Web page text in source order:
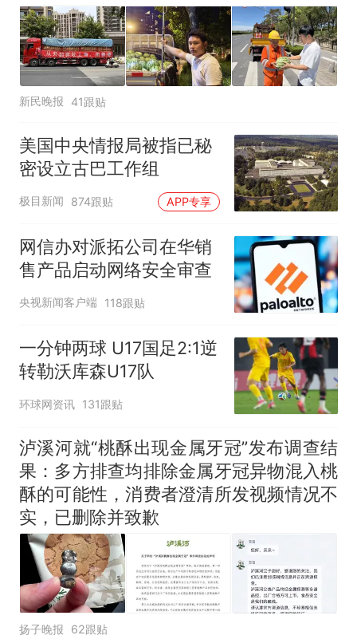
新民晚报 41跟贴
美国中央情报局被指已秘
密设立古巴工作组
极目新闻 874跟贴 APP专享
网信办对派拓公司在华销
售产品启动网络安全审查
央视新闻客户端 118跟贴
一分钟两球 U17国足2:1逆
转勒沃库森U17队
环球网资讯 131跟贴
泸溪河就“桃酥出现金属牙冠”发布调查结
果：多方排查均排除金属牙冠异物混入桃
酥的可能性，消费者澄清所发视频情况不
实，已删除并致歉
扬子晚报 62跟贴